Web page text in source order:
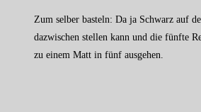
Zum selber basteln: Da ja Schwarz auf
dazwischen stellen kann und die fünfte
zu einem Matt in fünf ausgehen.